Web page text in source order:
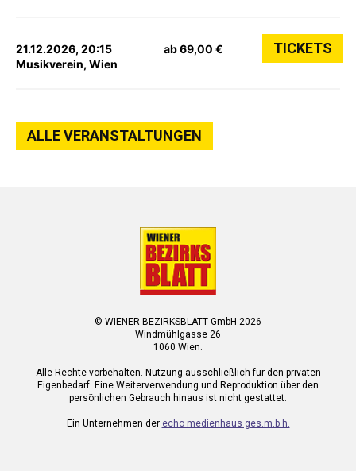
21.12.2026, 20:15
Musikverein, Wien
ab 69,00 € TICKETS
ALLE VERANSTALTUNGEN
© WIENER BEZIRKSBLATT GmbH 2026
Windmühlgasse 26
1060 Wien.
Alle Rechte vorbehalten. Nutzung ausschließlich für den privaten
Eigenbedarf. Eine Weiterverwendung und Reproduktion über den
persönlichen Gebrauch hinaus ist nicht gestattet.
Ein Unternehmen der echo medienhaus ges.m.b.h.